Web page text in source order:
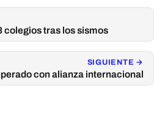
colegios tras los sismos
SIGUIENTE →
con alianza internacional